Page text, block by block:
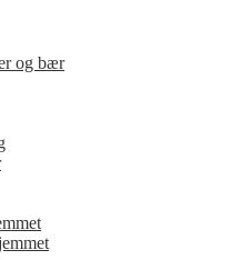
og bær